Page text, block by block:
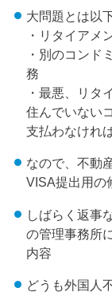
大問題とは以
・リタイアメ
・別のコンド
務
・最悪、リタ
住んでいない
支払わなけれ
なので、不動
VISA提出用の
しばらく返事
の管理事務所
内容
どうも外国人